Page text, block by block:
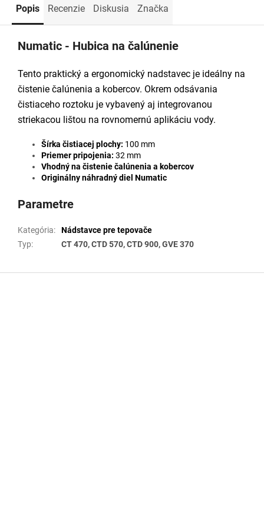
Popis Recenzie Diskusia Značka
Numatic - Hubica na čalúnenie
Tento praktický a ergonomický nadstavec je ideálny na
čistenie čalúnenia a kobercov. Okrem odsávania
čistiaceho roztoku je vybavený aj integrovanou
striekacou lištou na rovnomernú aplikáciu vody.
Šírka čistiacej plochy: 100 mm
Priemer pripojenia: 32 mm
Vhodný na čistenie čalúnenia a kobercov
Originálny náhradný diel Numatic
Parametre
Kategória:
Nádstavce pre tepovače
Typ: CT 470, CTD 570, CTD 900, GVE 370